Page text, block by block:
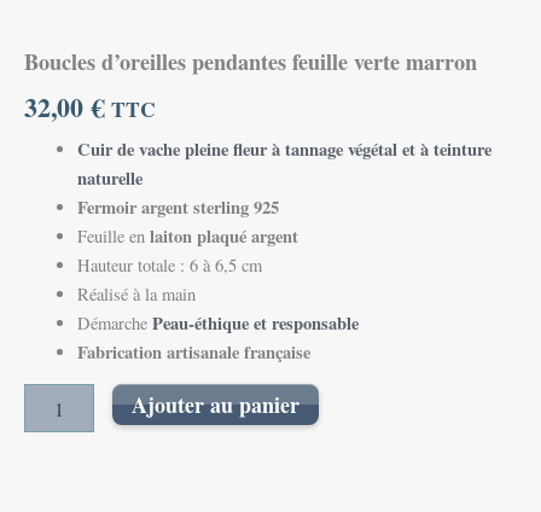
Boucles d’oreilles pendantes feuille verte marron
32,00€TTC
Cuir de vache pleine fleur à tannage végétal et à teinture
naturelle
Fermoir argent sterling 925
Feuille en laiton plaqué argent
Hauteur totale : 6 à 6,5 cm
Réalisé à la main
Démarche Peau-éthique et responsable
Fabrication artisanale française
Ajouter au panier